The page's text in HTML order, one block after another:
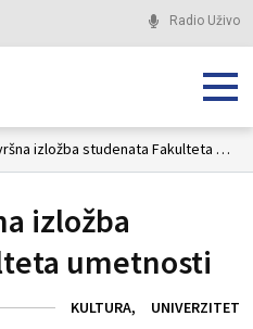
Radio Uživo
Otvorena završna izložba studenata Fakulteta umetnosti
izložba
umetnosti
KULTURA UNIVERZITET